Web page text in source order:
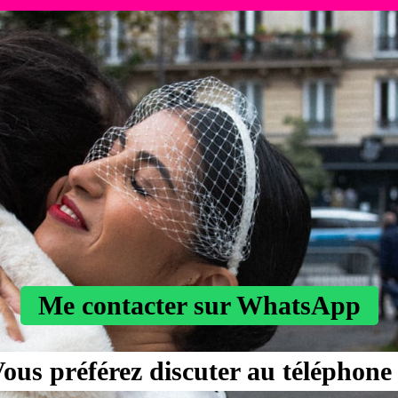
Me contacter sur WhatsApp
préférez discuter au téléphone